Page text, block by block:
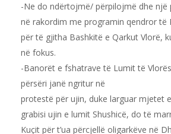
-Ne do ndërtojmë/ përpilojmë dhe një
në rakordim me programin qendror të
për të gjitha Bashkitë e Qarkut Vlorë,
në fokus.
-Banorët e fshatrave të Lumit të
përsëri janë ngritur në
protestë për ujin, duke larguar mjetet
grabisi ujin e lumit Shushicë, do të
Kuçit për t’ua përcjellë oligarkëve në